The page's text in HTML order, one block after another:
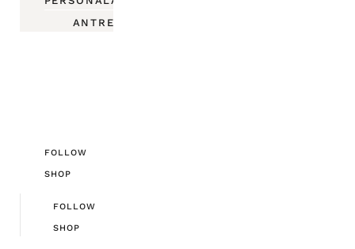
ANTREPRENORIAT
FOLLOW
SHOP
FOLLOW
SHOP